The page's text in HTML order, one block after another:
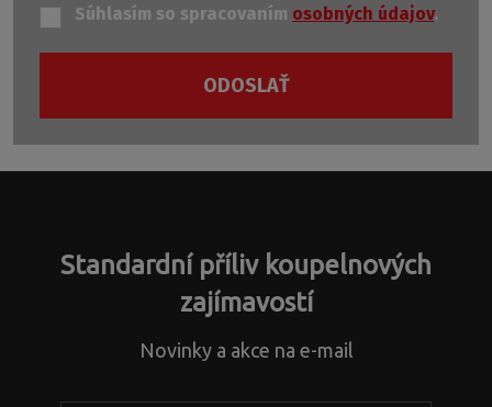
Súhlasím so spracovaním osobných údajov.
ODOSLAŤ
nepodarilo
Standardní příliv koupelnových
zajímavostí
Novinky a akce na e-mail